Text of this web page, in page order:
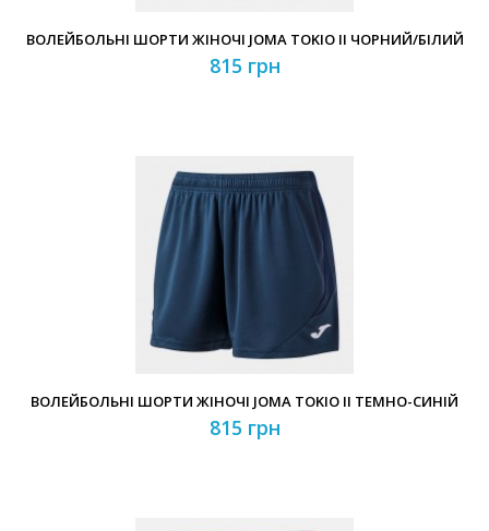
ВОЛЕЙБОЛЬНІ ШОРТИ ЖІНОЧІ JOMA TOKIO II ЧОРНИЙ/БІЛИЙ
815 грн
ВОЛЕЙБОЛЬНІ ШОРТИ ЖІНОЧІ JOMA TOKIO II ТЕМНО-СИНІЙ
815 грн